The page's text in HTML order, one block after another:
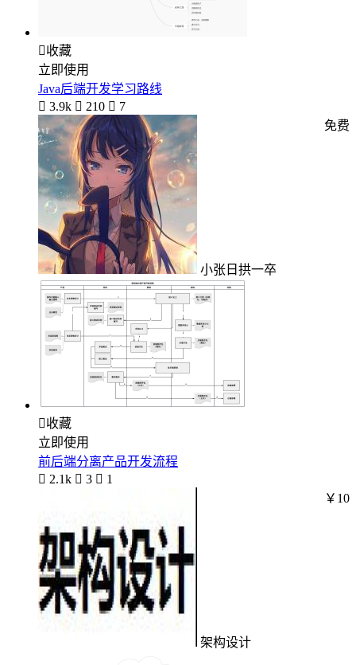
收藏
立即使用
Java后端开发学习路线
 3.9k  210  7
小张日拱一卒
免费
收藏
立即使用
前后端分离产品开发流程
 2.1k  3  1
架构设计
￥10